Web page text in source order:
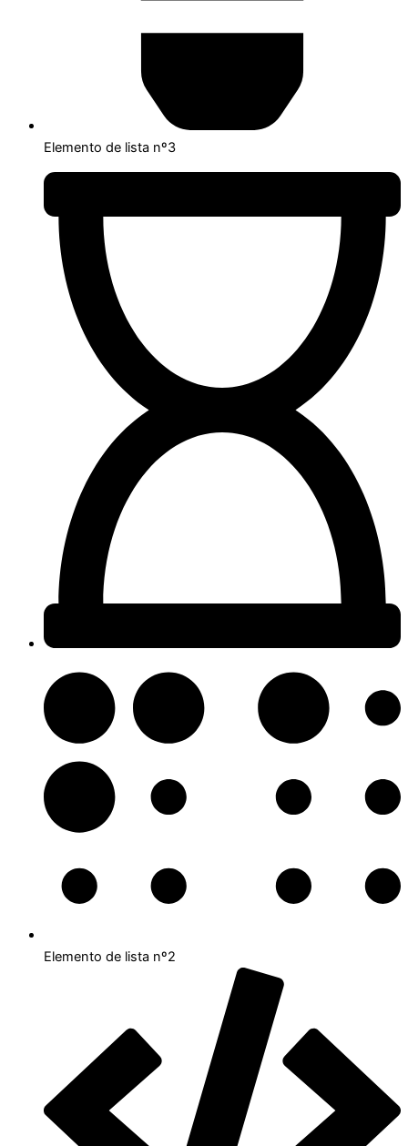
Elemento de lista nº3
Elemento de lista nº2